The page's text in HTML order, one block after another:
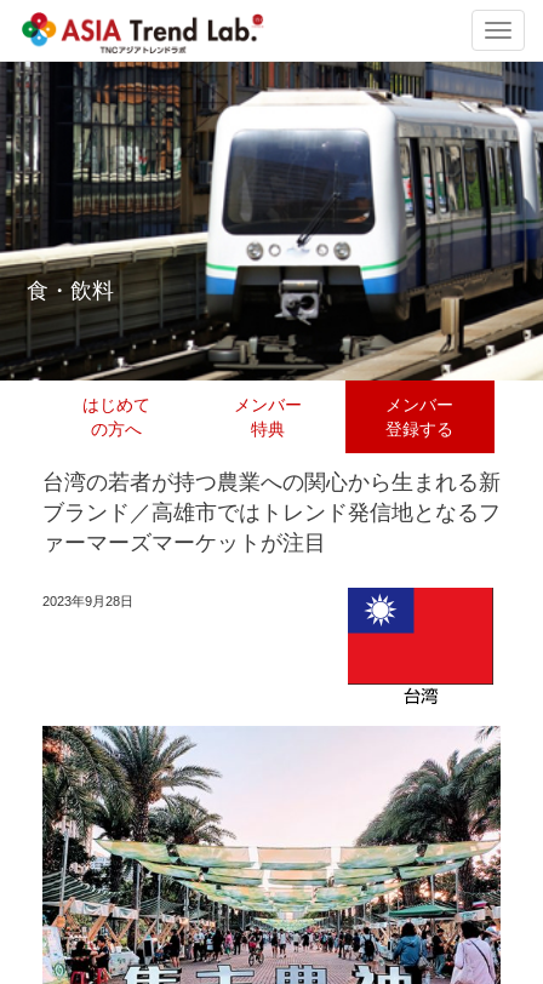
食・飲料
はじめて
の方へ
メンバー
特典
メンバー
登録する
台湾の若者が持つ農業への関心から生まれる新
ブランド／高雄市ではトレンド発信地となるフ
ァーマーズマーケットが注目
2023年9月28日